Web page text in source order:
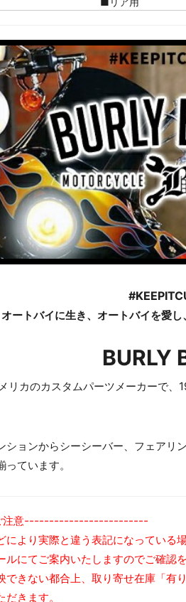
オートバイに生き、オートバイを愛し
BURLY
リカのカスタムパーツメーカーで
ョンからシーシーバー、フェア
ています。
注意-------------------------
より実際と違う表記になっている
にてご案内いたしますのでご確認
できない都合上、取り寄せ在庫「有
きます。